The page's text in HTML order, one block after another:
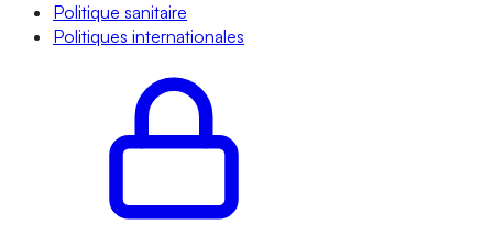
Politique sanitaire
Politiques internationales